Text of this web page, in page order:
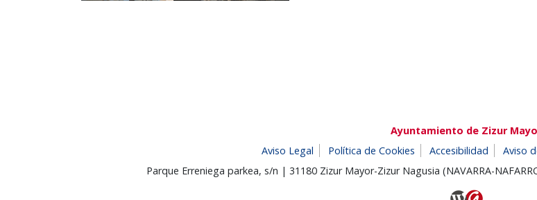
Ayuntamiento de Zizur
Aviso Legal
Política de Cookies Accesibilidad Aviso
Parque Erreniega parkea, s/n | 31180 Zizur Mayor-Zizur Nagusia (NAVARRA-